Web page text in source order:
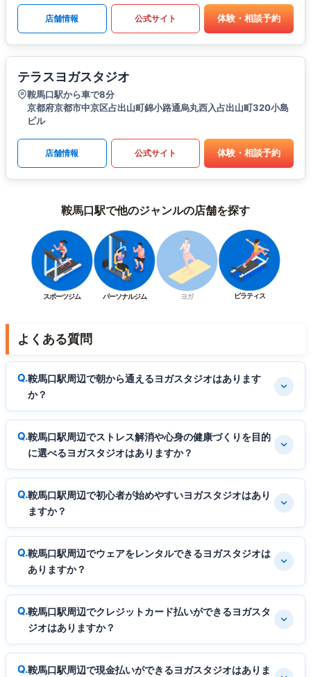
店舗情報 公式サイト 体験・相談予約
テラスヨガスタジオ
鞍馬口駅から車で8分
京都府京都市中京区占出山町錦小路通烏丸西入占出山町320小島
ビル
店舗情報 公式サイト 体験・相談予約
鞍馬口駅で他のジャンルの店舗を探す
スポーツジム パーソナルジム ヨガ ピラティス
よくある質問
鞍馬口駅周辺で朝から通えるヨガスタジオはあります
か？
鞍馬口駅周辺でストレス解消や心身の健康づくりを目的
に選べるヨガスタジオはありますか？
鞍馬口駅周辺で初心者が始めやすいヨガスタジオはあり
ますか？
鞍馬口駅周辺でウェアをレンタルできるヨガスタジオは
ありますか？
鞍馬口駅周辺でクレジットカード払いができるヨガスタ
ジオはありますか？
鞍馬口駅周辺で現金払いができるヨガスタジオはありま